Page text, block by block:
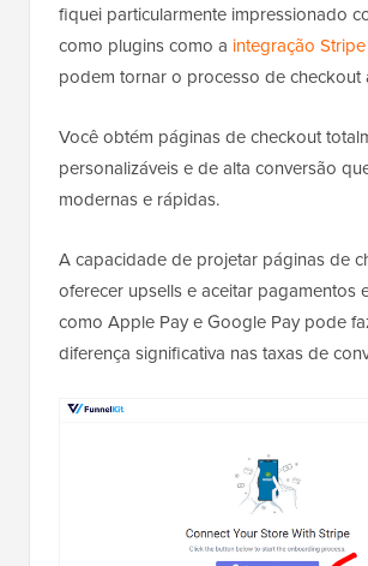
fiquei particularmente impressionado
como plugins como a integração
podem tornar o processo de checkout
Você obtém páginas de checkout
personalizáveis e de alta conversão
modernas e rápidas.
A capacidade de projetar páginas de
oferecer upsells e aceitar pagamentos
como Apple Pay e Google Pay pode
diferença significativa nas taxas de